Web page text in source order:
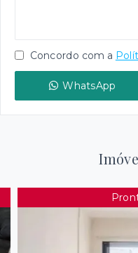
Concordo com a
WhatsApp